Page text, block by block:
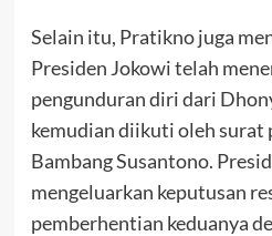
Selain itu, Pratikno juga
Presiden Jokowi telah
pengunduran diri dari
kemudian diikuti oleh surat
Bambang Susantono.
mengeluarkan keputusan
pemberhentian keduanya